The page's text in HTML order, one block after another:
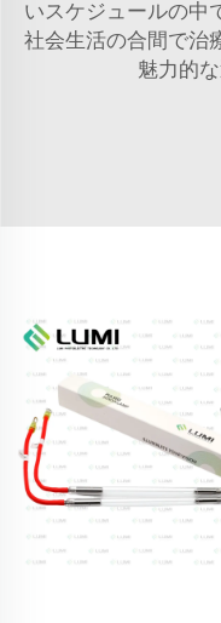
いスケジュールの中
社会生活の合間で治
魅力的